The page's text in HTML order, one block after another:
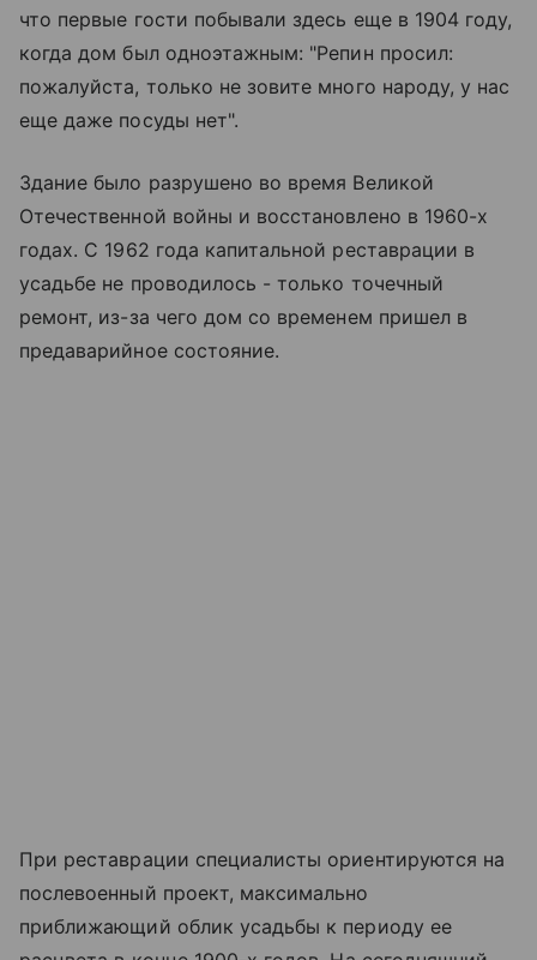
что первые гости побывали здесь еще в 1904 году,
когда дом был одноэтажным: "Репин просил:
пожалуйста, только не зовите много народу, у нас
еще даже посуды нет".
Здание было разрушено во время Великой
Отечественной войны и восстановлено в 1960-х
годах. С 1962 года капитальной реставрации в
усадьбе не проводилось - только точечный
ремонт, из-за чего дом со временем пришел в
предаварийное состояние.
При реставрации специалисты ориентируются на
послевоенный проект, максимально
приближающий облик усадьбы к периоду ее